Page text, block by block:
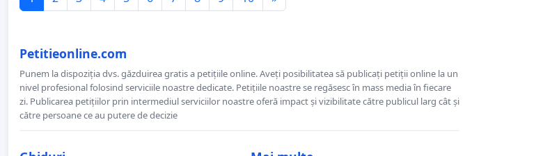
Petitieonline.com
Punem la dispoziția dvs. găzduirea gratis a petițiile online. Aveți posibilitatea să publicați petiții online la un
nivel profesional folosind serviciile noastre dedicate. Petițiile noastre se regăsesc în mass media în fiecare
zi. Publicarea petițiilor prin intermediul serviciilor noastre oferă impact și vizibilitate către publicul larg cât și
către persoane ce au putere de decizie